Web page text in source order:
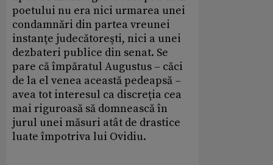
poetului nu era nici urmarea unei
condamnări din partea vreunei
instanţe judecătoreşti, nici a unei
dezbateri publice din senat. Se
pare că împăratul Augustus – căci
de la el venea această pedeapsă –
avea tot interesul ca discreţia cea
mai riguroasă să domnească în
jurul unei măsuri atât de drastice
luate împotriva lui Ovidiu.